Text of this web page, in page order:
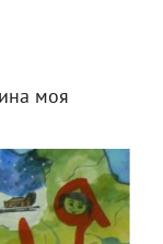
моя